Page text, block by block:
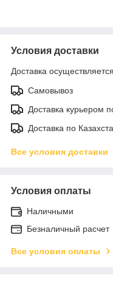
Условия доставки
Доставка
Самовывоз
Доставка курьером
Доставка по
Все условия доставки
Условия оплаты
Наличными
Безналичный расчет
Все условия оплаты